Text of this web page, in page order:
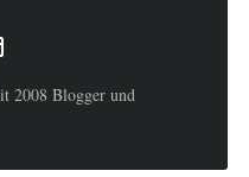
2008 Blogger und